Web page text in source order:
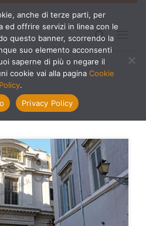
Search
anche di terze parti, per
ed offrire servizi in linea con le
questo banner, scorrendo la
suo elemento acconsenti
saperne di più o negare il
cookie vai alla pagina Cookie
Policy.
Privacy Policy